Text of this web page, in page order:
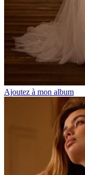
Ajoutez à mon album